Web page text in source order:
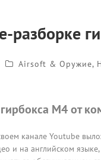
разборке
Airsoft & Оружие,
M4 от
канале Youtube
и на английском